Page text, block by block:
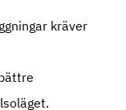
kräver